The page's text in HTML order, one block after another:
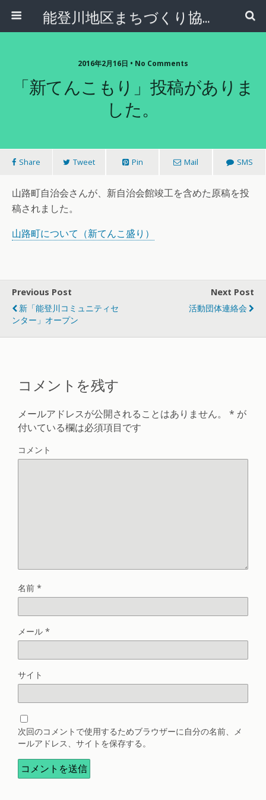
能登川地区まちづくり協議会
2016年2月16日 • No Comments
「新てんこもり」投稿がありま
した。
Share Tweet Pin Mail SMS
山路町自治会さんが、新自治会館竣工を含めた原稿を投
稿されました。
山路町について（新てんこ盛り）
Previous Post
新「能登川コミュニティセ
ンター」オープン
Next Post
活動団体連絡会
コメントを残す
メールアドレスが公開されることはありません。 * が
付いている欄は必須項目です
コメント
名前 *
メール *
サイト
次回のコメントで使用するためブラウザーに自分の名前、メ
ールアドレス、サイトを保存する。